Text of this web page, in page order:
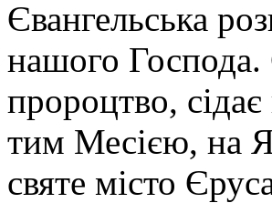
Євангельська
нашого Господа.
пророцтво,
тим Месією, на
святе місто